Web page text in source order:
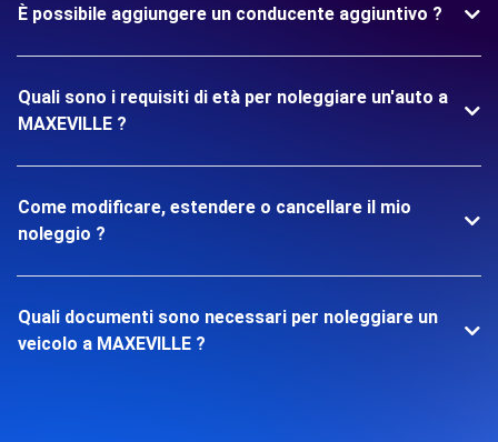
È possibile aggiungere un conducente aggiuntivo ?
Quali sono i requisiti di età per noleggiare un'auto a
MAXEVILLE ?
Come modificare, estendere o cancellare il mio
noleggio ?
Quali documenti sono necessari per noleggiare un
veicolo a MAXEVILLE ?